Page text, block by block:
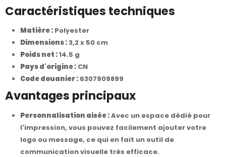
Caractéristiques techniques
Matière : Polyester
Dimensions :3,2 x 50 cm
Poids net :14.5 g
Pays d'origine : CN
Code douanier : 6307909899
Avantages principaux
Personnalisation aisée :Avec un espace dédié pour
l'impression, vous pouvez facilement ajouter votre
logo ou message, ce qui en fait un outil de
communication visuelle très efficace.